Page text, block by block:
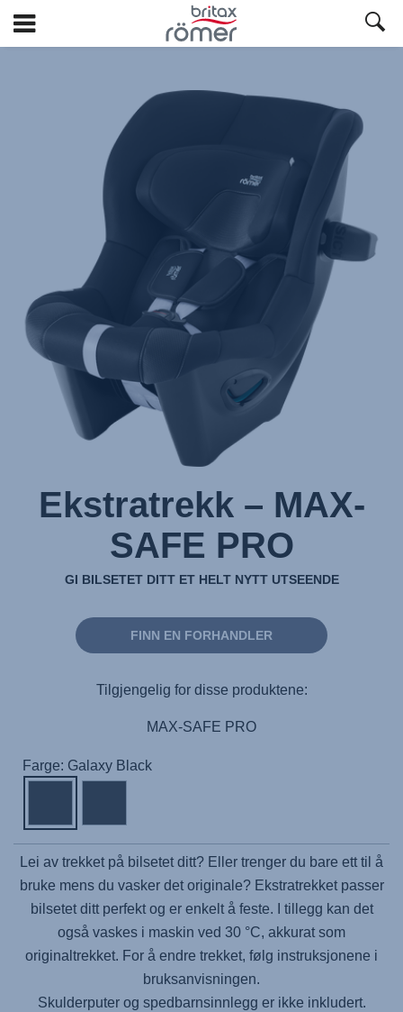
Hopp
Ekstratrekk – MAX-
SAFE PRO
GI BILSETET DITT ET HELT NYTT UTSEENDE
FINN EN FORHANDLER
Tilgjengelig for disse produktene:
MAX-SAFE PRO
Farge: Galaxy Black
Lei av trekket på bilsetet ditt? Eller trenger du bare ett til å
bruke mens du vasker det originale? Ekstratrekket passer
bilsetet ditt perfekt og er enkelt å feste. I tillegg kan det
også vaskes i maskin ved 30 °C, akkurat som
originaltrekket. For å endre trekket, følg instruksjonene i
bruksanvisningen.
Skulderputer og spedbarnsinnlegg er ikke inkludert.